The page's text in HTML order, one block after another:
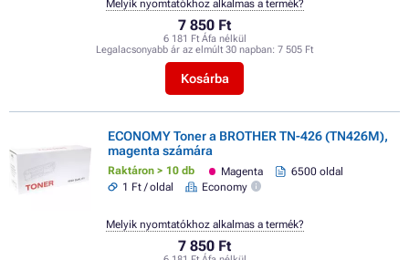
7 850 Ft
6 181 Ft Áfa nélkül
Legalacsonyabb ár az elmúlt 30 napban: 7 505 Ft
Kosárba
Melyik nyomtatókhoz alkalmas a termék?
ECONOMY Toner a BROTHER TN-426 (TN426M),
magenta számára
Raktáron > 10 db Magenta
6500 oldal
1 Ft / oldal
Economy
7 850 Ft
Melyik nyomtatókhoz alkalmas a termék?